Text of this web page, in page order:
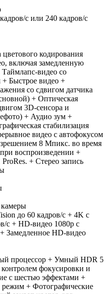
с или 240 кадров/ с
кодирования
включая замедленную
видео со
Быстрое видео +
со сдвигом датчика
+ Оптическая
3D-сенсора и
+ Аудио зум +
стабилизация
видео с автофокусом
8 Мпикс. во время
воспроизведении +
+ Стерео запись
камеры
до 60 кадров/ с + 4K с
с + HD-видео 1080p с
Замедленное HD-видео
процессор + Умный HDR 5
фокусировки и
с шестью эффектами +
+ Фотографические